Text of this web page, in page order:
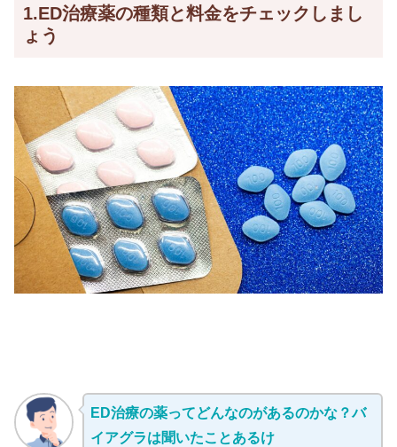
1.ED治療薬の種類と料金をチェックしまし
ょう
ED治療の薬ってどんなのがあるのかな？バ
イアグラは聞いたことあるけ